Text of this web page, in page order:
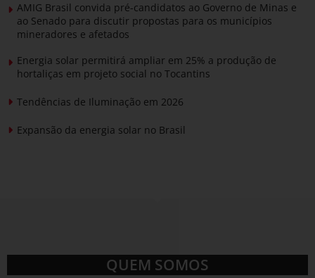
AMIG Brasil convida pré-candidatos ao Governo de Minas e
ao Senado para discutir propostas para os municípios
mineradores e afetados
Energia solar permitirá ampliar em 25% a produção de
hortaliças em projeto social no Tocantins
Tendências de Iluminação em 2026
Expansão da energia solar no Brasil
QUEM SOMOS